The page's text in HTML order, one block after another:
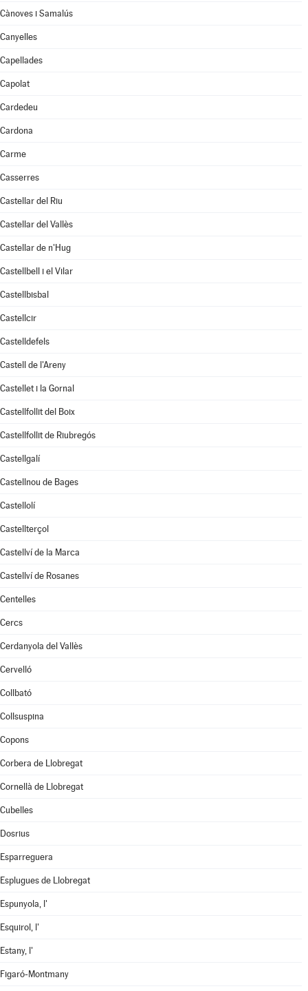
Cànoves i Samalús
Canyelles
Capellades
Capolat
Cardedeu
Cardona
Carme
Casserres
Castellar del Riu
Castellar del Vallès
Castellar de n'Hug
Castellbell i el Vilar
Castellbisbal
Castellcir
Castelldefels
Castell de l'Areny
Castellet i la Gornal
Castellfollit del Boix
Castellfollit de Riubregós
Castellgalí
Castellnou de Bages
Castellolí
Castellterçol
Castellví de la Marca
Castellví de Rosanes
Centelles
Cercs
Cerdanyola del Vallès
Cervelló
Collbató
Collsuspina
Copons
Corbera de Llobregat
Cornellà de Llobregat
Cubelles
Dosrius
Esparreguera
Esplugues de Llobregat
Espunyola, l'
Esquirol, l'
Estany, l'
Figaró-Montmany